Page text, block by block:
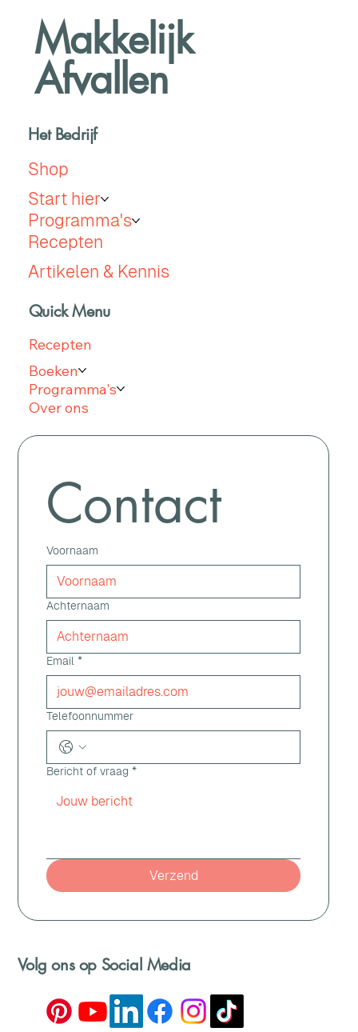
Makkelijk
Afvallen
Het Bedrijf
Shop
Start hier
Programma's
Recepten
Artikelen & Kennis
Quick Menu
Recepten
Boeken
Programma's
Over ons
Contact
Voornaam
Achternaam
Email *
Telefoonnummer
Bericht of vraag *
Verzend
Volg ons op Social Media